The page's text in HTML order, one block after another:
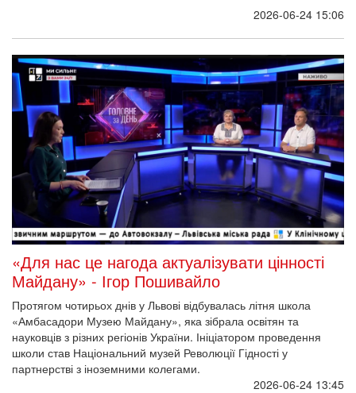
2026-06-24 15:06
«Для нас це нагода актуалізувати цінності
Майдану» - Ігор Пошивайло
Протягом чотирьох днів у Львові відбувалась літня школа
«Амбасадори Музею Майдану», яка зібрала освітян та
науковців з різних регіонів України. Ініціатором проведення
школи став Національний музей Революції Гідності у
партнерстві з іноземними колегами.
2026-06-24 13:45